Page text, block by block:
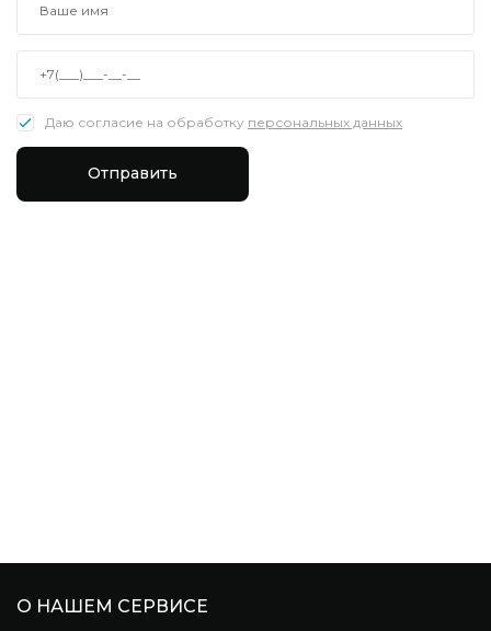
Даю согласие на обработку персональных данных
Отправить
О НАШЕМ СЕРВИСЕ